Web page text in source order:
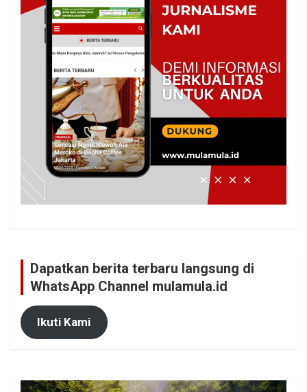
Dapatkan berita terbaru langsung di
WhatsApp Channel mulamula.id
Ikuti Kami